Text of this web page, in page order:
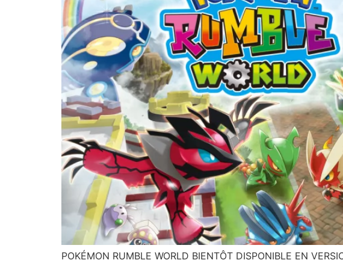
POKÉMON RUMBLE WORLD BIENTÔT DISPONIBLE EN